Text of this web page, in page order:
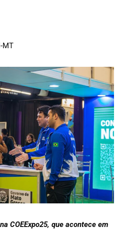
MT
COEExpo25, que acontece em